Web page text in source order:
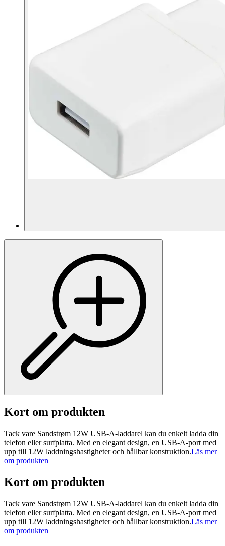
Kort om produkten
Tack vare Sandstrøm 12W USB-A-laddarel kan du enkelt ladda din
telefon eller surfplatta. Med en elegant design, en USB-A-port med
upp till 12W laddningshastigheter och hållbar konstruktion.Läs mer
om produkten
Kort om produkten
Tack vare Sandstrøm 12W USB-A-laddarel kan du enkelt ladda din
telefon eller surfplatta. Med en elegant design, en USB-A-port med
upp till 12W laddningshastigheter och hållbar konstruktion.Läs mer
om produkten